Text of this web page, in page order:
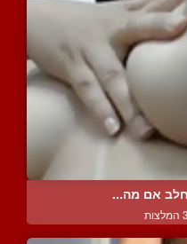
אם מה...
3 המלצות